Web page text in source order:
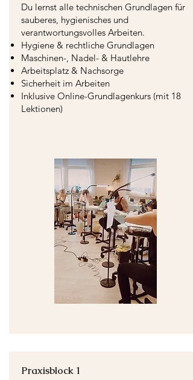
Du lernst alle technischen Grundlagen für
sauberes, hygienisches und
verantwortungsvolles Arbeiten.
Hygiene & rechtliche Grundlagen
Maschinen-, Nadel- & Hautlehre
Arbeitsplatz & Nachsorge
Sicherheit im Arbeiten
Inklusive Online-Grundlagenkurs (mit 18
Lektionen)
Praxisblock 1